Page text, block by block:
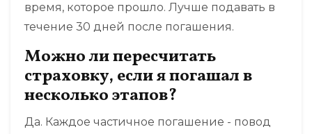
время, которое прошло. Лучше подавать в
течение 30 дней после погашения.
Можно ли пересчитать
страховку, если я погашал в
несколько этапов?
Да. Каждое частичное погашение - повод